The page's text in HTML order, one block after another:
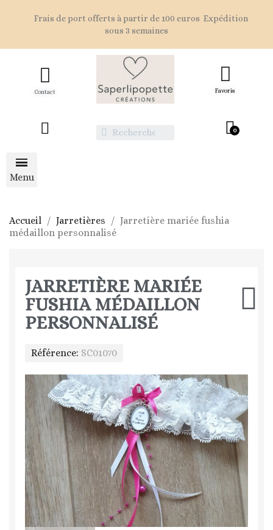
Frais de port offerts à partir de 100 euros Expédition
sous 3 semaines
Contact Favoris
Accueil Jarretières
Jarretière mariée fushia
médaillon personnalisé
JARRETIÈRE MARIÉE
FUSHIA MÉDAILLON
PERSONNALISÉ
Référence SC01070